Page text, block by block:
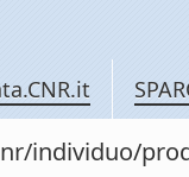
individuo/